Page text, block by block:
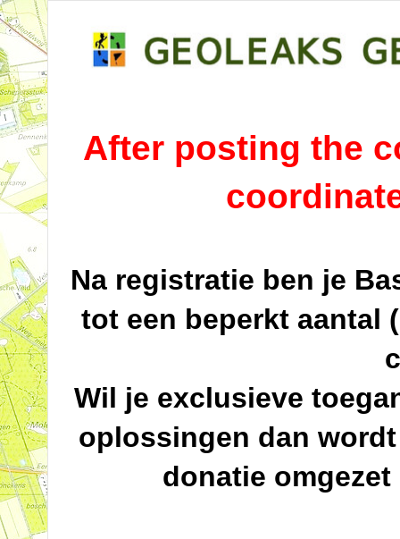
After posting the
Na registratie ben je
tot een beperkt aantal
Wil je exclusieve
oplossingen dan
donatie omgezet